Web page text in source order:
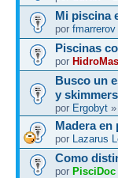
Mi piscina
por fmarrerov
Piscinas
por
Busco un
y skimmers
por Ergobyt
Madera en
por Lazarus
Como
por PisciDoc